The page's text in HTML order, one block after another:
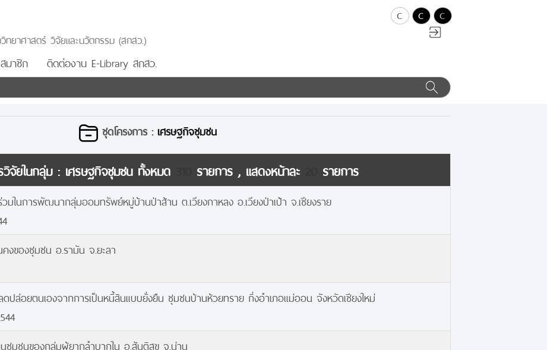
ทยาศาสตร์ วิจัยและนวัตกรรม (สกสว.)
มาชิก ติดต่องาน E-Library สกสว.
c c c
ชุดโครงการ :เศรษฐกิจชุมชน
วิจัยในกลุ่ม : เศรษฐกิจชุมชนทั้งหมด รายการ , แสดงหน้าละ รายการ
มในการพัฒนากลุ่มออมทรัพย์หมู่บ้านป่าส้าน ต.เวียงกาหลง อ.เวียงป่าเป้า จ.เชียงราย
งของชุมชน อ.รามัน จ.ยะลา
ปล่อยตนเองจากการเป็นหนี้สินแบบยั่งยืน ชุมชนบ้านห้วยทราย กิ่งอำเภอแม่ออน จังหวัดเชียงใหม่
ชุมชนของกลุ่มผู้ยากลำบากใน อ.สันติสุข จ.น่าน